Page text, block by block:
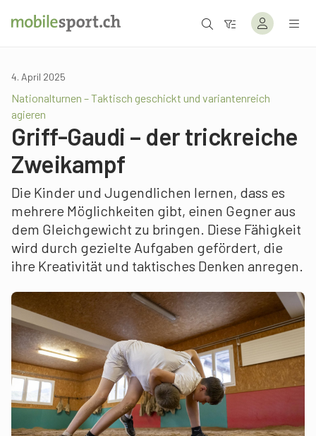
4. April 2025
Nationalturnen – Taktisch geschickt und variantenreich
agieren
Griff-Gaudi – der trickreiche
Zweikampf
Die Kinder und Jugendlichen lernen, dass es
mehrere Möglichkeiten gibt, einen Gegner aus
dem Gleichgewicht zu bringen. Diese Fähigkeit
wird durch gezielte Aufgaben gefördert, die
ihre Kreativität und taktisches Denken anregen.